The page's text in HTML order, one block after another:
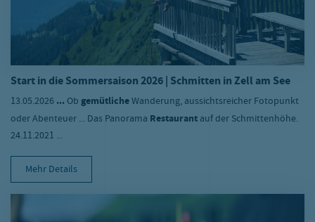
Start in die Sommersaison 2026 | Schmitten in Zell am See
13.05.2026 ... Ob gemütlicheWanderung, aussichtsreicher Fotopunkt
oder Abenteuer ... Das Panorama Restaurant auf der Schmittenhöhe.
24.11.2021 ...
Mehr Details